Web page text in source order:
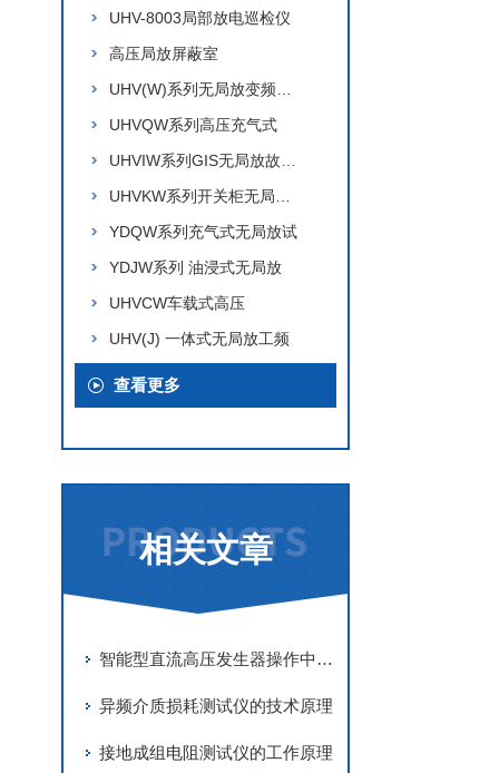
UHV-8003局部放电巡检仪
高压局放屏蔽室
UHVQW系列高压充气式
YDQW系列充气式无局放试
YDJW系列 油浸式无局放
UHVCW车载式高压
UHV(J) 一体式无局放工频
查看更多
相关文章
智能型直流高压发生器操作中的安全距离与接地要求
异频介质损耗测试仪的技术原理
接地成组电阻测试仪的工作原理